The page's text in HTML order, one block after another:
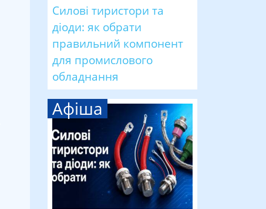
Силові тиристори та
діоди: як обрати
правильний компонент
для промислового
обладнання
Афіша